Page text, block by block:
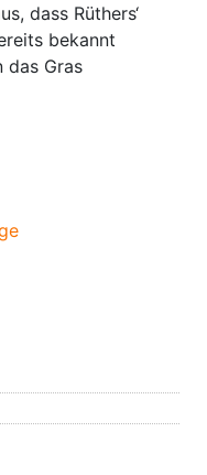
dass Rüthers‘
bekannt
das Gras